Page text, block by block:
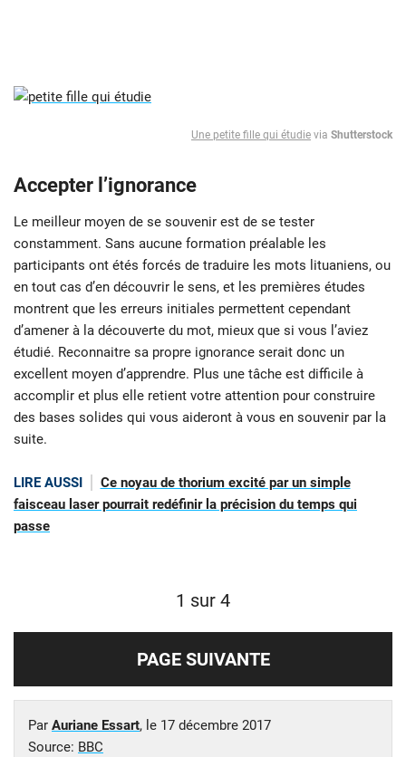
Une petite fille qui étudie via Shutterstock
Accepter l’ignorance
Le meilleur moyen de se souvenir est de se tester
constamment. Sans aucune formation préalable les
participants ont étés forcés de traduire les mots lituaniens, ou
en tout cas d’en découvrir le sens, et les premières études
montrent que les erreurs initiales permettent cependant
d’amener à la découverte du mot, mieux que si vous l’aviez
étudié. Reconnaitre sa propre ignorance serait donc un
excellent moyen d’apprendre. Plus une tâche est difficile à
accomplir et plus elle retient votre attention pour construire
des bases solides qui vous aideront à vous en souvenir par la
suite.
LIRE AUSSI
Ce noyau de thorium excité par un simple
faisceau laser pourrait redéfinir la précision du temps qui
passe
1 sur 4
PAGE SUIVANTE
Par Auriane Essart, le 17 décembre 2017
Source: BBC